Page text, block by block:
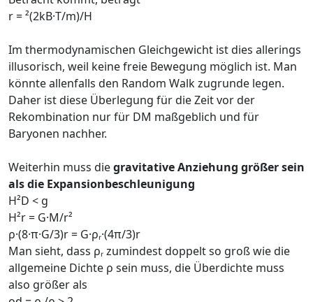
r = ²(2kB·T/m)/H
Im thermodynamischen Gleichgewicht ist dies allerings
illusorisch, weil keine freie Bewegung möglich ist. Man
könnte allenfalls den Random Walk zugrunde legen.
Daher ist diese Überlegung für die Zeit vor der
Rekombination nur für DM maßgeblich und für
Baryonen nachher.
Weiterhin muss diegravitative Anziehung größer sein
als die Expansionbeschleunigung
H²D < g
H²r = G·M/r²
ρ·(8·π·G/3)r = G·ρᵣ·(4π/3)r
Man sieht, dass ρᵣ zumindest doppelt so groß wie die
allgemeine Dichte ρ sein muss, die Überdichte muss
also größer als